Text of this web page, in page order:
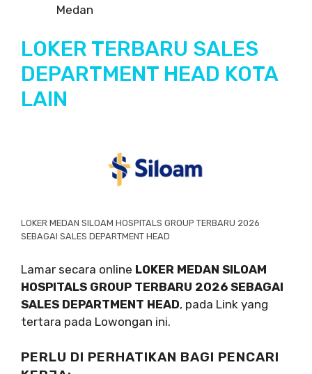
Medan
LOKER TERBARU SALES
DEPARTMENT HEAD KOTA
LAIN
LOKER MEDAN SILOAM HOSPITALS GROUP TERBARU 2026
SEBAGAI SALES DEPARTMENT HEAD
Lamar secara online LOKER MEDAN SILOAM
HOSPITALS GROUP TERBARU 2026 SEBAGAI
SALES DEPARTMENT HEAD, pada Link yang
tertara pada Lowongan ini.
PERLU DI PERHATIKAN BAGI PENCARI